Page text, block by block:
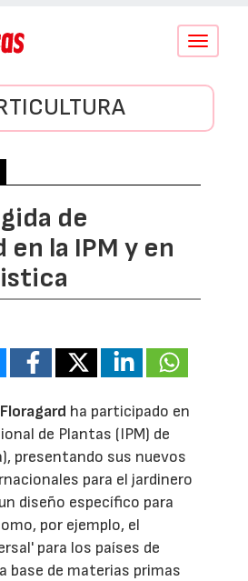
Conmutar
de
en la IPM y en
Floragard ha participado en
de Plantas (IPM) de
presentando sus nuevos
para el jardinero
diseño específico para
por ejemplo, el
para los países de
base de materias primas